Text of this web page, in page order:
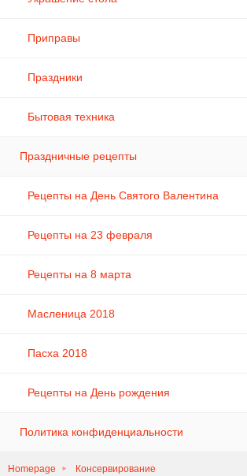
Приправы
Праздники
Бытовая техника
Праздничные рецепты
Рецепты на День Святого Валентина
Рецепты на 23 февраля
Рецепты на 8 марта
Масленица 2018
Пасха 2018
Рецепты на День рождения
Политика конфиденциальности
Homepage Консервирование